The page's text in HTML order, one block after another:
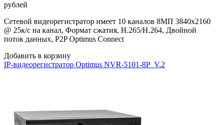
рублей
Сетевой видеорегистратор имеет 10 каналов 8МП 3840х2160
@ 25к/с на канал, Формат сжатия, H.265/H.264, Двойной
поток данных, P2P Optimus Connect
Добавить в корзину
IP-видеорегистратор Optimus NVR-5101-8P_V.2